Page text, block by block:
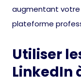
augmentant votre
plateforme
Utiliser
LinkedIn